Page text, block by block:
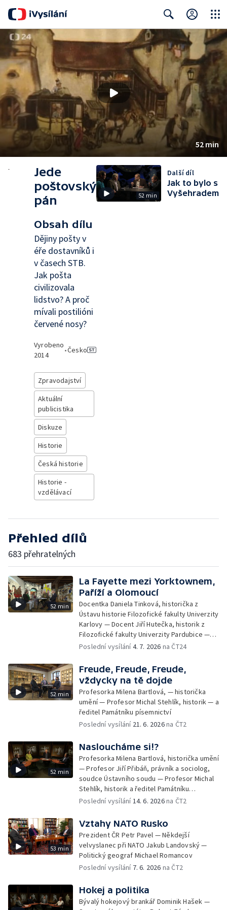
Close
52 min
Jede
poštovský
pán
Obsah dílu
Dějiny pošty v
éře dostavníků i
v časech STB.
Jak pošta
civilizovala
lidstvo? A proč
mívali postilióni
červené nosy?
Vyrobeno
2014
•Česko
Zpravodajství
Aktuální
publicistika
Diskuze
Historie
Česká historie
Historie -
vzdělávací
52 min
Další díl
Jak to bylo s
Vyšehradem
Přehled dílů
683 přehratelných
52 min
La Fayette mezi Yorktownem,
Paříží a Olomoucí
Docentka Daniela Tinková, historička z
Ústavu historie Filozofické fakulty Univerzity
Karlovy — Docent Jiří Hutečka, historik z
Filozofické fakulty Univerzity Pardubice —
Doktor Jiří Pondělíček, historik z University
Poslední vysílání4. 7. 2026 na ČT24
52 min
Freude, Freude, Freude,
vždycky na tě dojde
Profesorka Milena Bartlová, — historička
umění — Profesor Michal Stehlík, historik — a
ředitel Památníku písemnictví
Poslední vysílání 21. 6. 2026na ČT2
52 min
Nasloucháme si!?
Profesorka Milena Bartlová, historička umění
— Profesor Jiří Přibáň, právník a sociolog,
soudce Ústavního soudu — Profesor Michal
Stehlík, historik a ředitel Památníku
písemnictví
Poslední vysílání14. 6. 2026na ČT2
53 min
Vztahy NATO Rusko
Prezident ČR Petr Pavel — Někdejší
velvyslanec při NATO Jakub Landovský —
Politický geograf Michael Romancov
Poslední vysílání 7. 6. 2026 na ČT2
Hokej a politika
Bývalý hokejový brankář Dominik Hašek —